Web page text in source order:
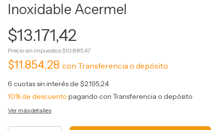
Inoxidable Acermel
$13.171,42
Precio sin impuestos $10.885,47
$11.854,28 con Transferencia o depósito
6 cuotas sin interés de $2.195,24
10% de descuento pagando con Transferencia o depósito
Ver más detalles